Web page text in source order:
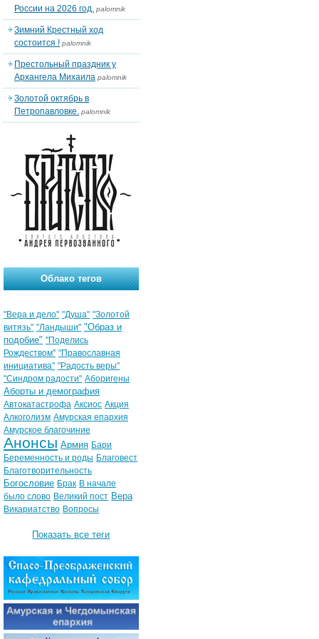
России на 2026 год. palomnik
Зимний Крестный ход
состоится ! palomnik
Престольный праздник у
Архангела Михаила palomnik
Золотой октябрь в
Петропавловке. palomnik
Облако тегов
"Вера и дело" "Душа" "Золотой
витязь" "Ландыши" "Образ и
подобие" "Поделись
Рождеством" "Православная
инициатива" "Радость веры"
"Синдром радости" Аборигены
Аборты и демография
Автокатастрофа Аксиос Акция
Алкоголизм Амурская епархия
Амурское благочиние
Анонсы Армия Бари
Беременность и роды Благовест
Благотворительность
Богословие Брак В начале
было слово Великий пост Вера
Викариатство Вопросы
Показать все теги